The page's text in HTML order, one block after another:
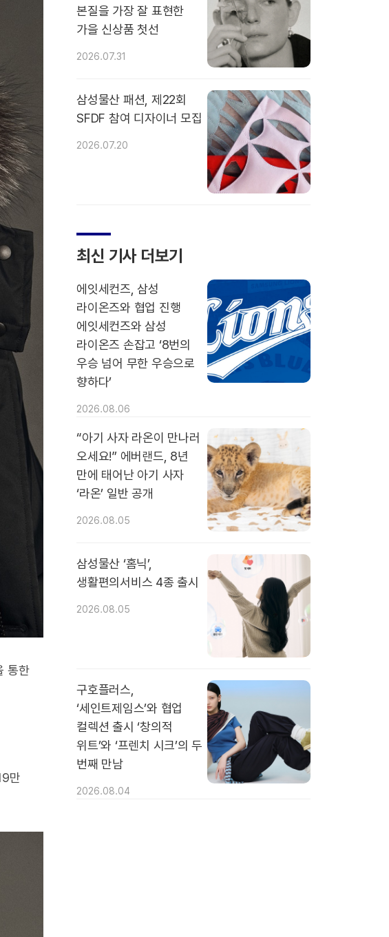
통한
만
본질을 가장 잘 표현한
가을 신상품 첫선
2026.07.31
삼성물산 패션, 제22회
SFDF 참여 디자이너 모집
2026.07.20
최신 기사 더보기
에잇세컨즈, 삼성
라이온즈와 협업 진행
에잇세컨즈와 삼성
라이온즈 손잡고 ‘8번의
우승 넘어 무한 우승으로
향하다’
2026.08.06
“아기 사자 라온이 만나러
오세요!” 에버랜드, 8년
만에 태어난 아기 사자
‘라온’ 일반 공개
2026.08.05
삼성물산 ‘홈닉’,
생활편의서비스 4종 출시
2026.08.05
구호플러스,
‘세인트제임스’와 협업
컬렉션 출시 ‘창의적
위트’와 ‘프렌치 시크’의 두
번째 만남
2026.08.04